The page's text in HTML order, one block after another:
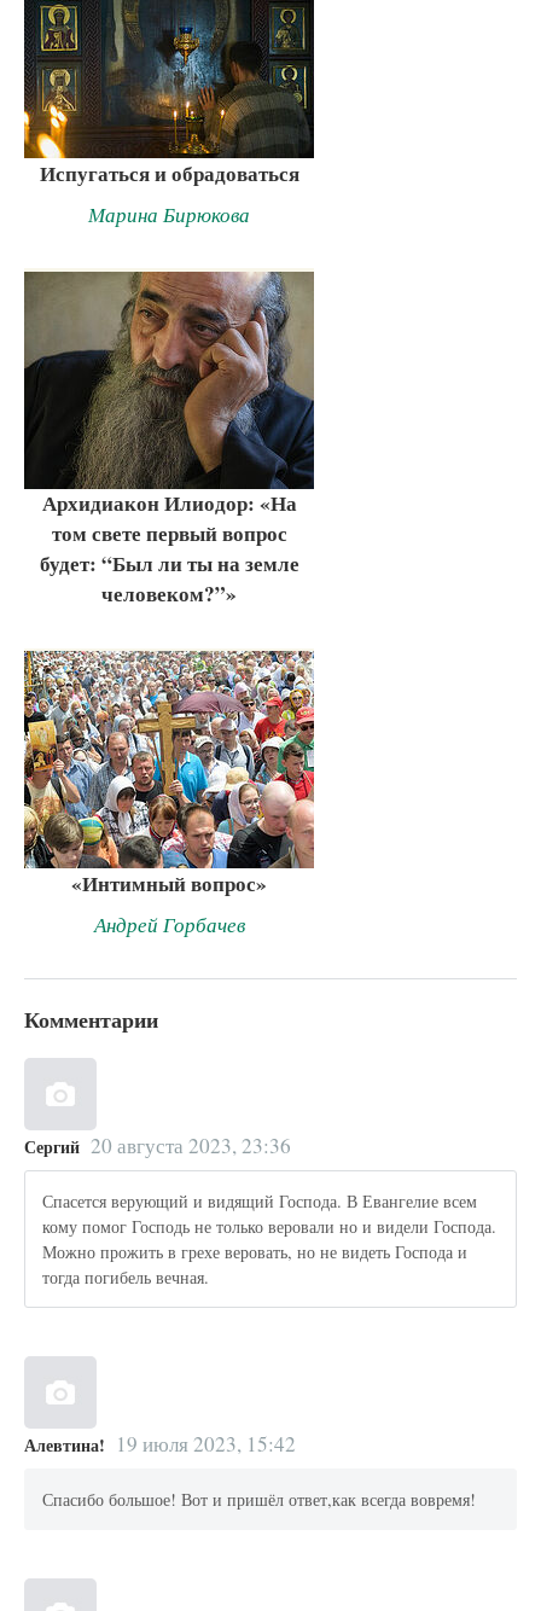
Испугаться и обрадоваться
Марина Бирюкова
Архидиакон Илиодор: «На
том свете первый вопрос
будет: “Был ли ты на земле
человеком?”»
«Интимный вопрос»
Андрей Горбачев
Комментарии
Сергий 20 августа 2023, 23:36
Спасется верующий и видящий Господа. В Евангелие всем
кому помог Господь не только веровали но и видели Господа.
Можно прожить в грехе веровать, но не видеть Господа и
тогда погибель вечная.
Алевтина! 19 июля 2023, 15:42
Спасибо большое! Вот и пришёл ответ,как всегда вовремя!